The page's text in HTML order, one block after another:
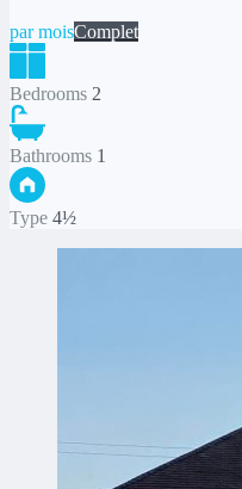
par moisComplet
Bedrooms 2
Bathrooms 1
Type 4½